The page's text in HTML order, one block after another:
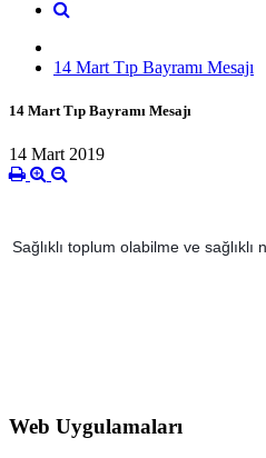
14 Mart Tıp Bayramı Mesajı
14 Mart Tıp Bayramı Mesajı
14 Mart 2019
Sağlıklı toplum olabilme ve
Web Uygulamaları